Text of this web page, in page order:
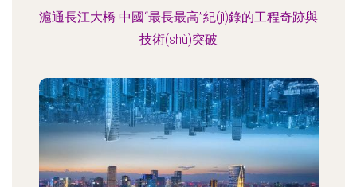
滬通長江大橋 中國“最長最高”紀(jì)錄的工程奇跡與
技術(shù)突破